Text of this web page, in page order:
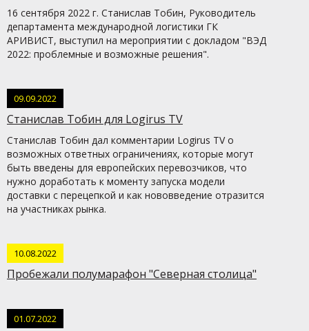
16 сентября 2022 г. Станислав Тобин, Руководитель
департамента международной логистики ГК
АРИВИСТ, выступил на мероприятии с докладом "ВЭД
2022: проблемные и возможные решения".
09.09.2022
Станислав Тобин для Logirus TV
Станислав Тобин дал комментарии Logirus TV о
возможных ответных ограничениях, которые могут
быть введены для европейских перевозчиков, что
нужно доработать к моменту запуска модели
доставки с перецепкой и как нововведение отразится
на участниках рынка.
10.08.2022
Пробежали полумарафон "Северная столица"
01.07.2022